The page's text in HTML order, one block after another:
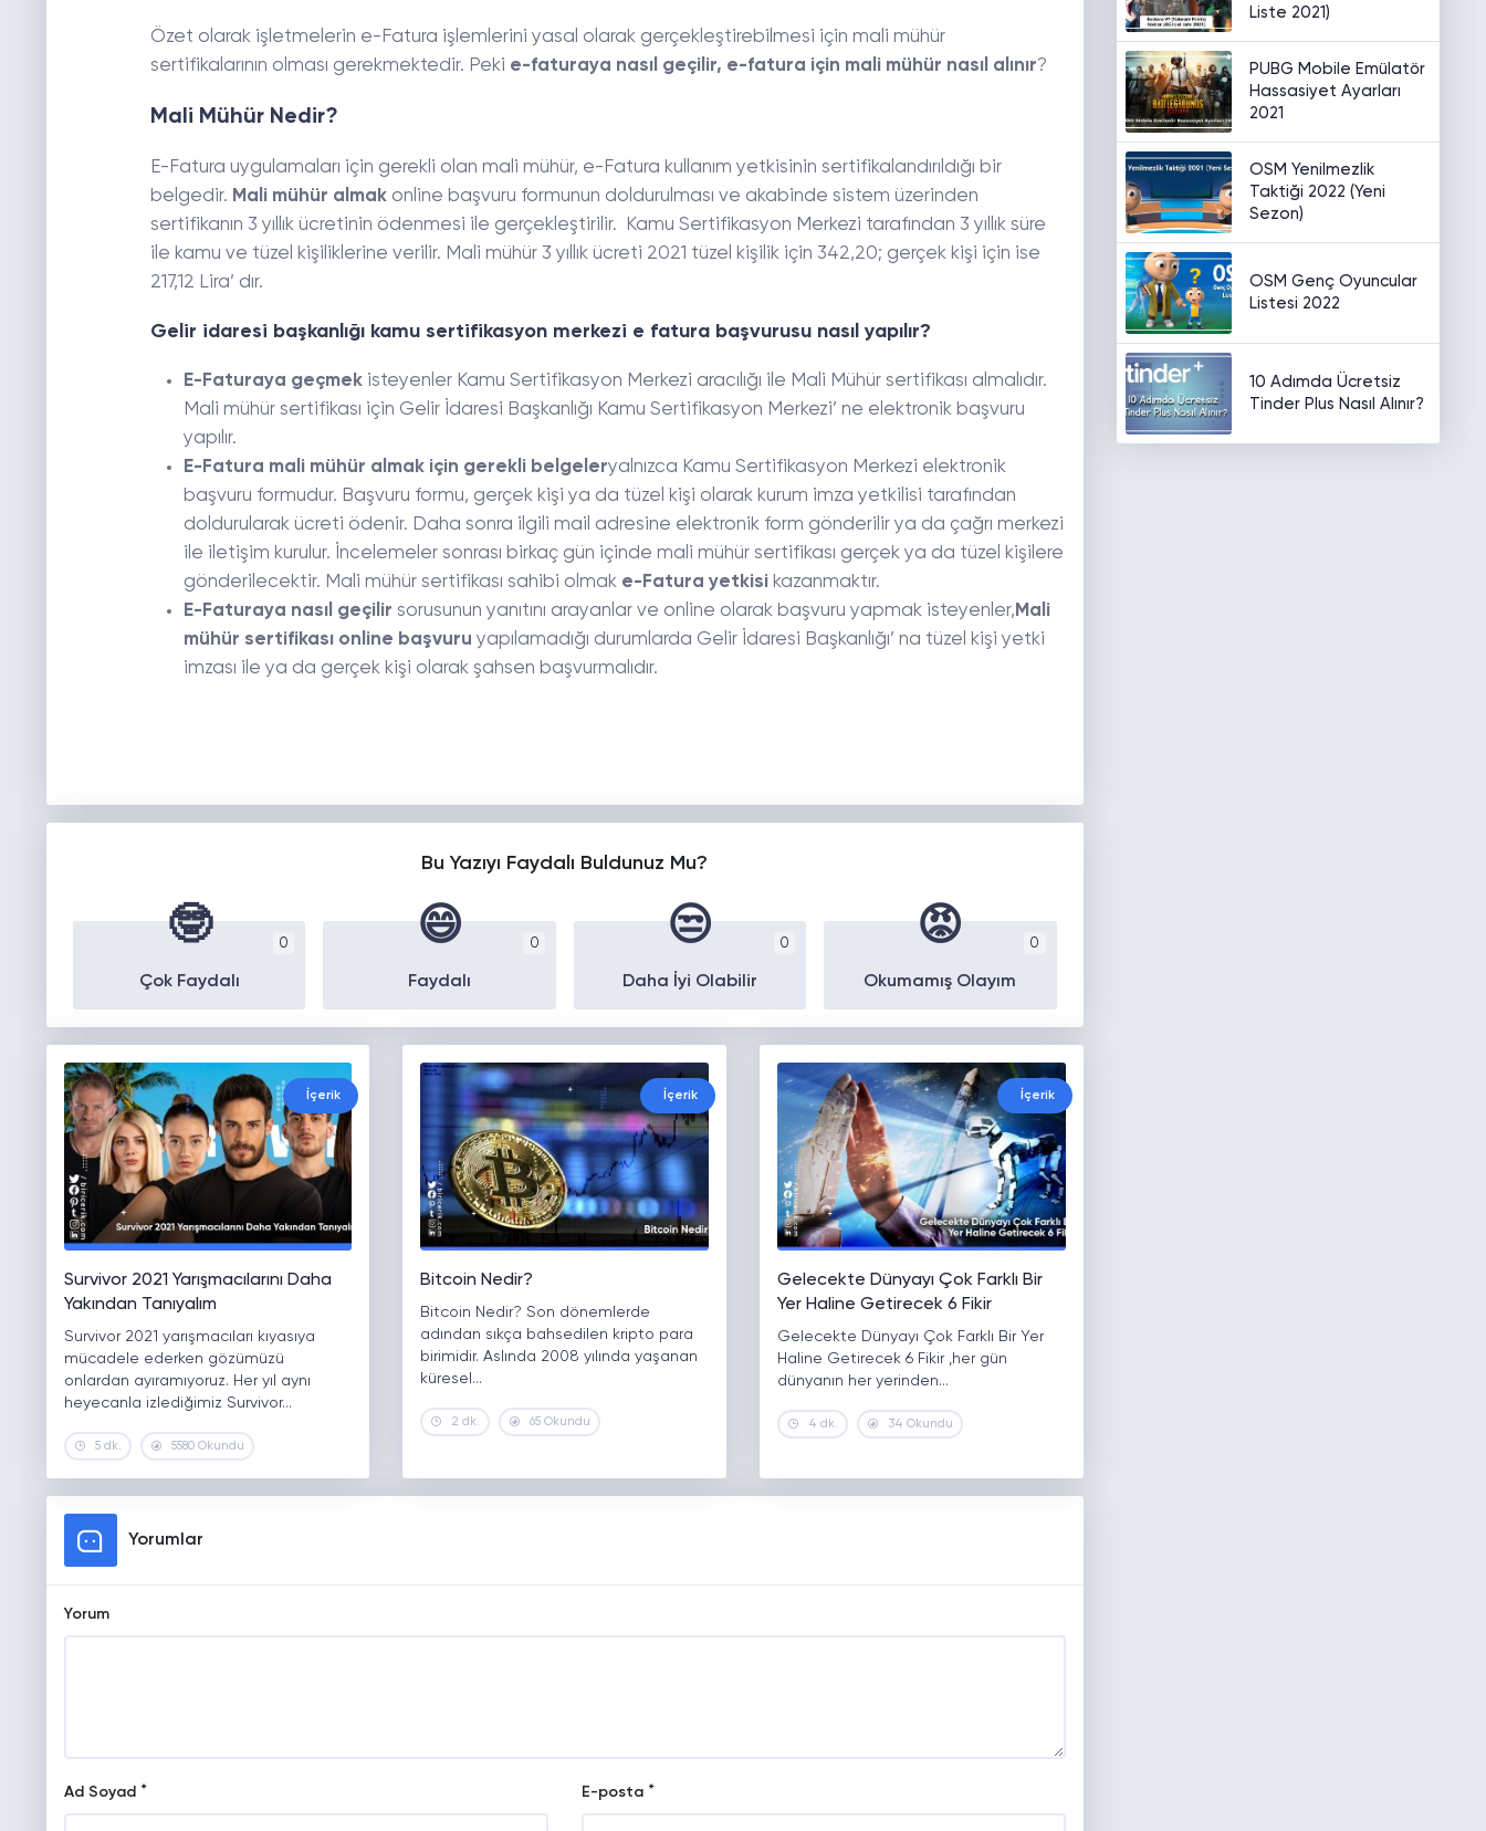
Özet olarak işletmelerin e-Fatura işlemlerini yasal olarak gerçekleştirebilmesi için mali mühür
sertifikalarının olması gerekmektedir. Peki e-faturaya nasıl geçilir, e-fatura için mali mühür nasıl alınır?
Mali Mühür Nedir?
E-Fatura uygulamaları için gerekli olan mali mühür, e-Fatura kullanım yetkisinin sertifikalandırıldığı bir
belgedir. Mali mühür almakonline başvuru formunun doldurulması ve akabinde sistem üzerinden
sertifikanın 3 yıllık ücretinin ödenmesi ile gerçekleştirilir. Kamu Sertifikasyon Merkezi tarafından 3 yıllık süre
ile kamu ve tüzel kişiliklerine verilir. Mali mühür 3 yıllık ücreti 2021 tüzel kişilik için 342,20; gerçek kişi için ise
217,12 Lira’ dır.
Gelir idaresi başkanlığı kamu sertifikasyon merkezi e fatura başvurusu nasıl yapılır?
E-Faturaya geçmek isteyenler Kamu Sertifikasyon Merkezi aracılığı ile Mali Mühür sertifikası almalıdır.
Mali mühür sertifikası için Gelir İdaresi Başkanlığı Kamu Sertifikasyon Merkezi’ ne elektronik başvuru
yapılır.
E-Fatura mali mühür almak için gerekli belgeleryalnızca Kamu Sertifikasyon Merkezi elektronik
başvuru formudur. Başvuru formu, gerçek kişi ya da tüzel kişi olarak kurum imza yetkilisi tarafından
doldurularak ücreti ödenir. Daha sonra ilgili mail adresine elektronik form gönderilir ya da çağrı merkezi
ile iletişim kurulur. İncelemeler sonrası birkaç gün içinde mali mühür sertifikası gerçek ya da tüzel kişilere
gönderilecektir. Mali mühür sertifikası sahibi olmak e-Fatura yetkisikazanmaktır.
E-Faturaya nasıl geçilir sorusunun yanıtını arayanlar ve online olarak başvuru yapmak isteyenler,Mali
mühür sertifikası online başvuru yapılamadığı durumlarda Gelir İdaresi Başkanlığı’ na tüzel kişi yetki
imzası ile ya da gerçek kişi olarak şahsen başvurmalıdır.
Bu Yazıyı Faydalı Buldunuz Mu?
0
🤓
Çok Faydalı
0
😄
Faydalı
0
😒
Daha İyi Olabilir
0
😡
Okumamış Olayım
İçerik
Survivor 2021 Yarışmacılarını Daha
Yakından Tanıyalım
Survivor 2021 yarışmacıları kıyasıya
mücadele ederken gözümüzü
onlardan ayıramıyoruz. Her yıl aynı
heyecanla izlediğimiz Survivor…
5 dk. 5580 Okundu
İçerik
Bitcoin Nedir?
Bitcoin Nedir? Son dönemlerde
adından sıkça bahsedilen kripto para
birimidir. Aslında 2008 yılında yaşanan
küresel…
2 dk. 65 Okundu
İçerik
Gelecekte Dünyayı Çok Farklı Bir
Yer Haline Getirecek 6 Fikir
Gelecekte Dünyayı Çok Farklı Bir Yer
Haline Getirecek 6 Fikir ,her gün
dünyanın her yerinden…
4 dk. 34 Okundu
Yorumlar
Yorum
Ad Soyad * E-posta *
Liste 2021)
PUBG Mobile Emülatör
Hassasiyet Ayarları
2021
OSM Yenilmezlik
Taktiği 2022 (Yeni
Sezon)
OSM Genç Oyuncular
Listesi 2022
10 Adımda Ücretsiz
Tinder Plus Nasıl Alınır?